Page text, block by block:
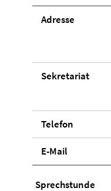
Adresse
Sekretariat
Telefon
E-Mail
Sprechstunde